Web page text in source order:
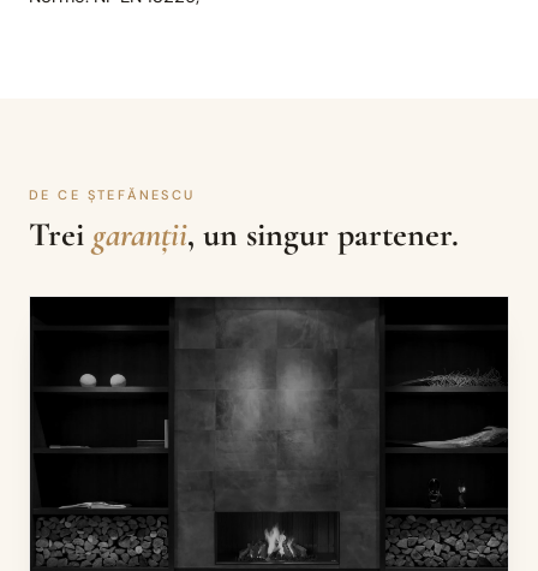
DE CE ȘTEFĂNESCU
Trei garanții, un singur partener.